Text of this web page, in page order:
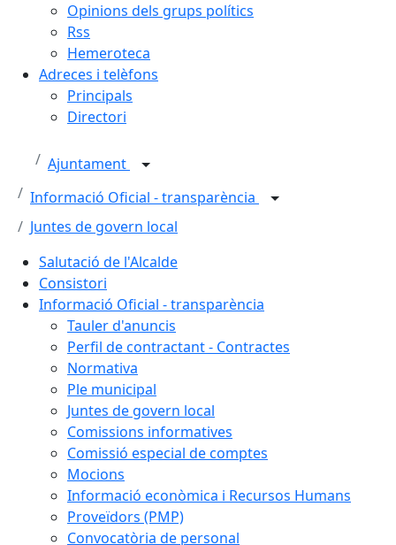
Opinions dels grups polítics
Rss
Hemeroteca
Adreces i telèfons
Principals
Directori
Ajuntament
Informació Oficial - transparència
Juntes de govern local
Salutació de l'Alcalde
Consistori
Informació Oficial - transparència
Tauler d'anuncis
Perfil de contractant - Contractes
Normativa
Ple municipal
Juntes de govern local
Comissions informatives
Comissió especial de comptes
Mocions
Informació econòmica i Recursos Humans
Proveïdors (PMP)
Convocatòria de personal